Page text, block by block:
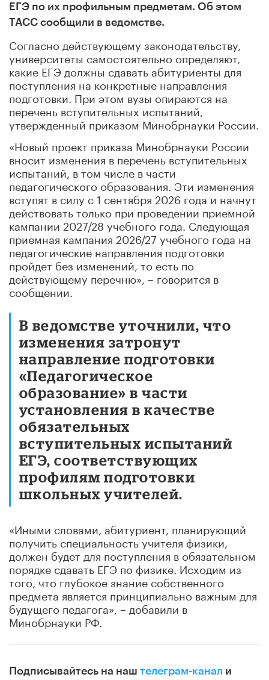
ЕГЭ по их профильным предметам. Об этом
ТАСС сообщили в ведомстве.
Согласно действующему законодательству,
университеты самостоятельно определяют,
какие ЕГЭ должны сдавать абитуриенты для
поступления на конкретные направления
подготовки. При этом вузы опираются на
перечень вступительных испытаний,
утвержденный приказом Минобрнауки России.
«Новый проект приказа Минобрнауки России
вносит изменения в перечень вступительных
испытаний, в том числе в части
педагогического образования. Эти изменения
вступят в силу с 1 сентября 2026 года и начнут
действовать только при проведении приемной
кампании 2027/28 учебного года. Следующая
приемная кампания 2026/27 учебного года на
педагогические направления подготовки
пройдет без изменений, то есть по
действующему перечню», – говорится в
сообщении.
В ведомстве уточнили, что
изменения затронут
направление подготовки
«Педагогическое
образование» в части
установления в качестве
обязательных
вступительных испытаний
ЕГЭ, соответствующих
профилям подготовки
школьных учителей.
«Иными словами, абитуриент, планирующий
получить специальность учителя физики,
должен будет для поступления в обязательном
порядке сдавать ЕГЭ по физике. Исходим из
того, что глубокое знание собственного
предмета является принципиально важным для
будущего педагога», – добавили в
Минобрнауки РФ.
Подписывайтесь на наш телеграм-канал и